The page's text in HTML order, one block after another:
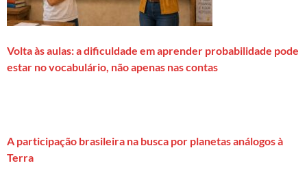
Volta às aulas: a dificuldade em aprender probabilidade pode
estar no vocabulário, não apenas nas contas
A participação brasileira na busca por planetas análogos à
Terra